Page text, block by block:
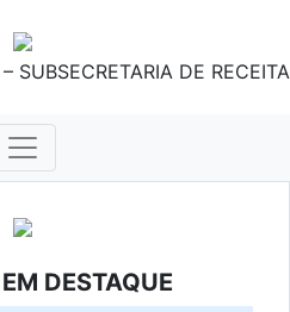
SUBSECRETARIA DE RECEITA
DESTAQUE